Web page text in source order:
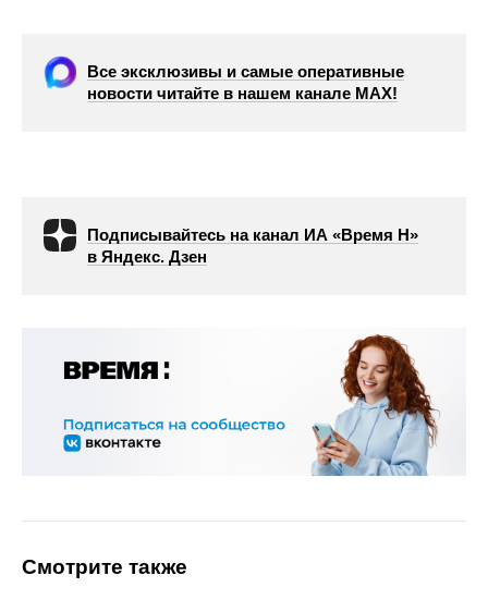
Все эксклюзивы и самые оперативные
новости читайте в нашем канале МАХ!
Подписывайтесь на канал ИА «Время Н»
в Яндекс. Дзен
Смотрите также